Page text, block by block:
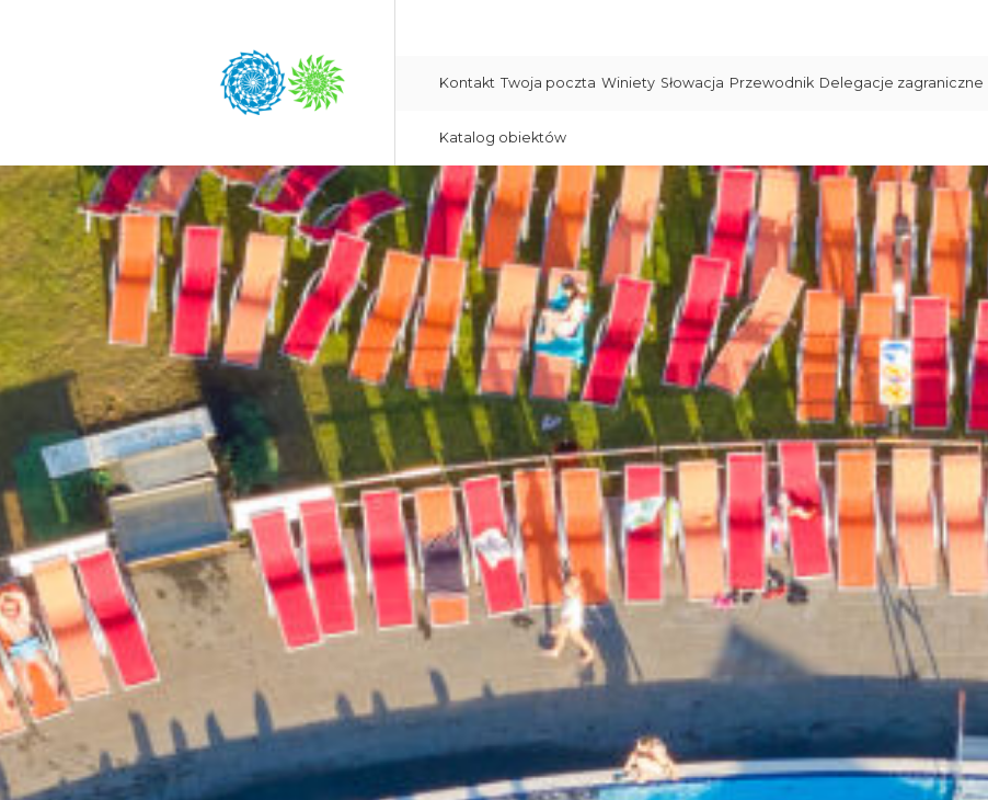
Kontakt Twoja poczta Winiety Słowacja Przewodnik Delegacje zagraniczne
Katalog obiektów